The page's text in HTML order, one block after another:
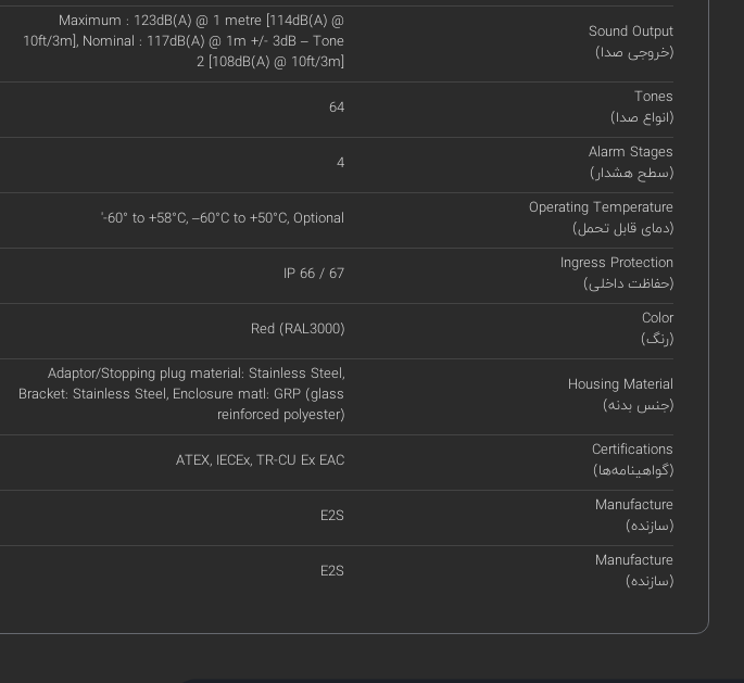
Sound Output
(خروجی صدا)
Maximum : 123dB(A) @ 1 metre [114dB(A) @
10ft/3m], Nominal : 117dB(A) @ 1m +/- 3dB – Tone
2 [108dB(A) @ 10ft/3m]
Tones
(انواع صدا)
64
Alarm Stages
(سطح هشدار)
4
Operating Temperature
(دمای قابل تحمل)
'-60° to +58°C, –60°C to +50°C, Optional
Ingress Protection
(حفاظت داخلی)
IP 66 / 67
Color
(رنگ)
Red (RAL3000)
Housing Material
(جنس بدنه)
Adaptor/Stopping plug material: Stainless Steel,
Bracket: Stainless Steel, Enclosure matl: GRP (glass
reinforced polyester)
Certifications
(گواهینامه‌ها)
ATEX, IECEx, TR-CU Ex EAC
Manufacture
(سازنده)
E2S
Manufacture
(سازنده)
E2S